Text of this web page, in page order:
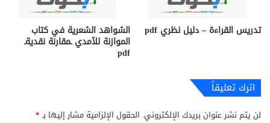
تدريس القراءة – دليل نظري pdf الشواهد الشعرية في كتاب
الموازنة للآمدي ـمقارنة نقديةـ
pdf
اترك تعليقاً
لن يتم نشر عنوان بريدك الإلكتروني. الحقول الإلزامية مشار إليها بـ*